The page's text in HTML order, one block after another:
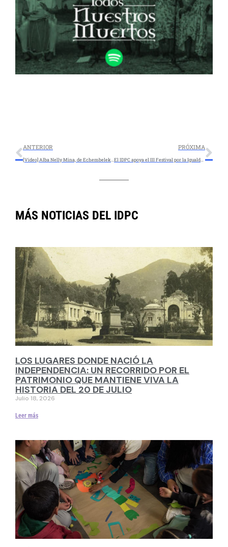
ANTERIOR
[Video] Alba Nelly Mina, de Echembelek, canta un alabao para los muertos de Columbarios
PRÓXIMA
El IDPC apoya el III Festival por la Igualdad 2020 de Bogotá
MÁS NOTICIAS DEL IDPC
LOS LUGARES DONDE NACIÓ LA
INDEPENDENCIA: UN RECORRIDO POR EL
PATRIMONIO QUE MANTIENE VIVA LA
HISTORIA DEL 20 DE JULIO
Julio 18, 2026
Leer más